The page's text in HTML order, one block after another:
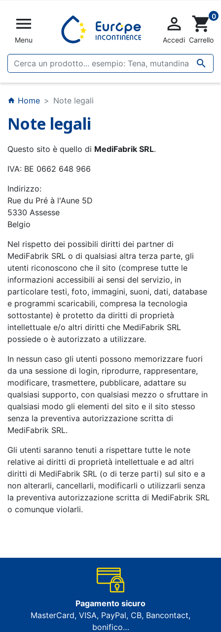

Menu


Accedi
shopping_cart0
Carrello
home Home Note legali
Note legali
Questo sito è quello di MediFabrik SRL.
IVA: BE 0662 648 966
Indirizzo:
Rue du Pré à l'Aune 5D
5330 Assesse
Belgio
Nel rispetto dei possibili diritti dei partner di
MediFabrik SRL o di qualsiasi altra terza parte, gli
utenti riconoscono che il sito (comprese tutte le
informazioni accessibili ai sensi del servizio, in
particolare testi, foto, immagini, suoni, dati, database
e programmi scaricabili, compresa la tecnologia
sottostante) è protetto da diritti di proprietà
intellettuale e/o altri diritti che MediFabrik SRL
possiede o è autorizzato a utilizzare.
In nessun caso gli utenti possono memorizzare fuori
da una sessione di login, riprodurre, rappresentare,
modificare, trasmettere, pubblicare, adattare su
qualsiasi supporto, con qualsiasi mezzo o sfruttare in
qualsiasi modo gli elementi del sito e il sito stesso
senza la preventiva autorizzazione scritta di
MediFabrik SRL.
Gli utenti saranno tenuti a rispettare tutte le note
relative ai diritti di proprietà intellettuale e ad altri
diritti di MediFabrik SRL (o di terze parti) sul sito e a
non alterarli, cancellarli, modificarli o utilizzarli senza
la preventiva autorizzazione scritta di MediFabrik SRL
o comunque violarli.
Pagamento sicuro
MasterCard, VISA, PayPal, CB, Bancontact,
bonifico…